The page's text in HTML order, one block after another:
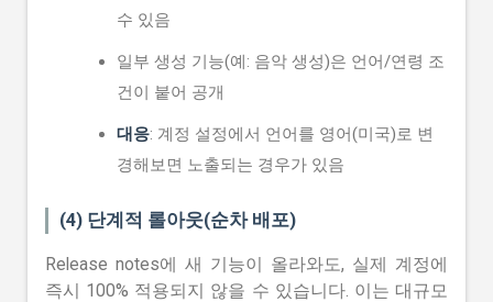
수 있음
일부 생성 기능(예: 음악 생성)은 언어/연령 조
건이 붙어 공개
대응: 계정 설정에서 언어를 영어(미국)로 변
경해보면 노출되는 경우가 있음
(4) 단계적 롤아웃(순차 배포)
Release notes에 새 기능이 올라와도, 실제 계정에
즉시 100% 적용되지 않을 수 있습니다. 이는 대규모